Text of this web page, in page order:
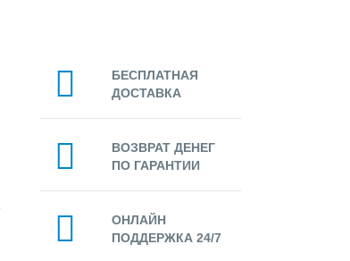
БЕСПЛАТНАЯ
ДОСТАВКА
ВОЗВРАТ ДЕНЕГ
ПО ГАРАНТИИ
ОНЛАЙН
ПОДДЕРЖКА 24/7